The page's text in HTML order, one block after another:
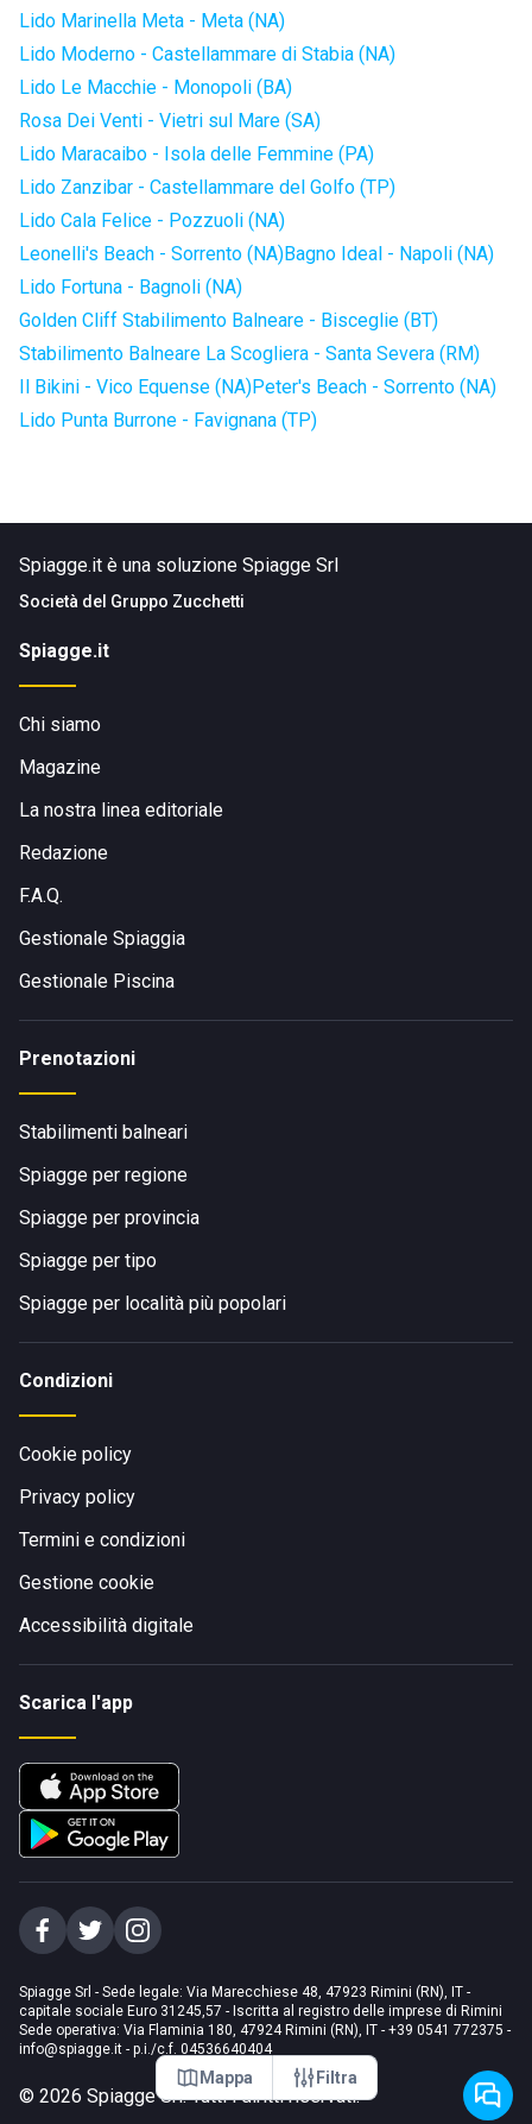
Mappa Filtra
Lido Marinella Meta - Meta (NA)
Lido Moderno - Castellammare di Stabia (NA)
Lido Le Macchie - Monopoli (BA)
Rosa Dei Venti - Vietri sul Mare (SA)
Lido Maracaibo - Isola delle Femmine (PA)
Lido Zanzibar - Castellammare del Golfo (TP)
Lido Cala Felice - Pozzuoli (NA)
Leonelli's Beach - Sorrento (NA)Bagno Ideal - Napoli (NA)
Lido Fortuna - Bagnoli (NA)
Golden Cliff Stabilimento Balneare - Bisceglie (BT)
Stabilimento Balneare La Scogliera - Santa Severa (RM)
Il Bikini - Vico Equense (NA)Peter's Beach - Sorrento (NA)
Lido Punta Burrone - Favignana (TP)
Spiagge.it è una soluzione Spiagge Srl
Società del Gruppo Zucchetti
Spiagge.it
Chi siamo
Magazine
La nostra linea editoriale
Redazione
F.A.Q.
Gestionale Spiaggia
Gestionale Piscina
Prenotazioni
Stabilimenti balneari
Spiagge per regione
Spiagge per provincia
Spiagge per tipo
Spiagge per località più popolari
Condizioni
Cookie policy
Privacy policy
Termini e condizioni
Gestione cookie
Accessibilità digitale
Scarica l'app
Spiagge Srl - Sede legale: Via Marecchiese 48, 47923 Rimini (RN), IT -
capitale sociale Euro 31245,57 - Iscritta al registro delle imprese di Rimini
Sede operativa: Via Flaminia 180, 47924 Rimini (RN), IT - +39 0541 772375 -
info@spiagge.it - p.i./c.f. 04536640404
© 2026 Spiagge Srl. Tutti i diritti riservati.